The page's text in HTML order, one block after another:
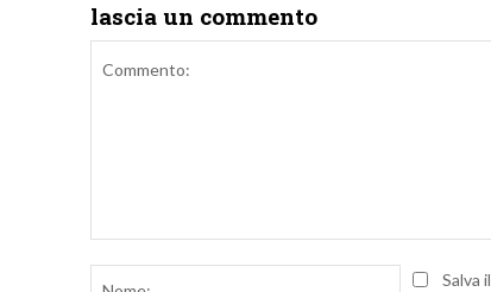
lascia un commento
Nome:Salva